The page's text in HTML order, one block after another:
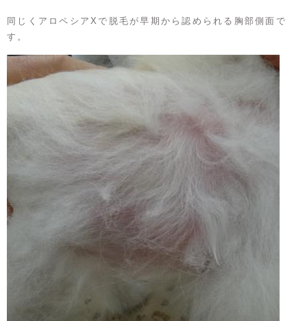
同じくアロペシアXで脱毛が早期から認められる胸部側面で
す。